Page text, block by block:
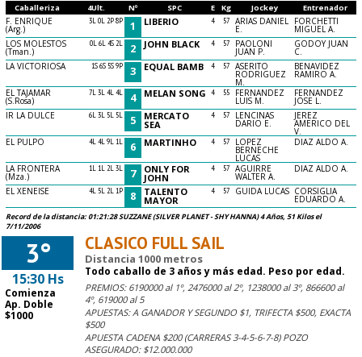
Caballeriza 4Ult. Nº SPC E Kg Jockey Entrenador
F. ENRIQUE
(Arg.)
3L 0L 2P 8P 1 LIBERIO 4 57 ARIAS DANIEL
E.
FORCHETTI
MIGUEL A.
LOS MOLESTOS
(Tman.)
0L 6L 4S 2L 2 JOHN BLACK 4 57 PAOLONI
JUAN P.
GODOY JUAN
C.
LA VICTORIOSA
1S 6S 5S 9P 3 EQUAL BAMB 4 57 ASERITO
RODRIGUEZ
M.
BENAVIDEZ
RAMIRO A.
EL TAJAMAR
(S.Rosa)
7L 3L 4L 4L 4 MELAN SONG 4 55 FERNANDEZ
LUIS M.
FERNANDEZ
JOSE L.
IR LA DULCE
6L 3L 5L 5L 5 MERCATO
SEA
4 57 LENCINAS
DARIO E.
JEREZ
AMERICO DEL
V.
EL PULPO
4L 4L 9L 1L 6 MARTINHO 4 57 LOPEZ
BERNECHE
LUCAS
DIAZ ALDO A.
LA FRONTERA
(Mza.)
1L 1L 2L 3L 7 ONLY FOR
JOHN
4 57 AGUIRRE
WALTER A.
DIAZ ALDO A.
EL XENEISE
4L 5L 2L 1P 8 TALENTO
MAYOR
4 57 GUIDA LUCAS CORSIGLIA
EDUARDO A.
Record de la distancia: 01:21:28 SUZZANE (SILVER PLANET - SHY HANNA) 4 Años, 51 Kilos el
7/11/2006
3°
15:30 Hs
Comienza
Ap. Doble
$1000
CLASICO FULL SAIL
Distancia 1000 metros
Todo caballo de 3 años y más edad. Peso por edad.
PREMIOS: 6190000 al 1º, 2476000 al 2º, 1238000 al 3º, 866600 al
4º, 619000 al 5
APUESTAS: A GANADOR Y SEGUNDO $1, TRIFECTA $500, EXACTA
$500
APUESTA CADENA $200 (CARRERAS 3-4-5-6-7-8) POZO
ASEGURADO: $12.000.000